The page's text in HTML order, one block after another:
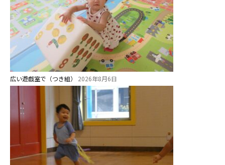
広い遊戯室で（つき組） 2026年8月6日
社会福祉法人野田福祉会